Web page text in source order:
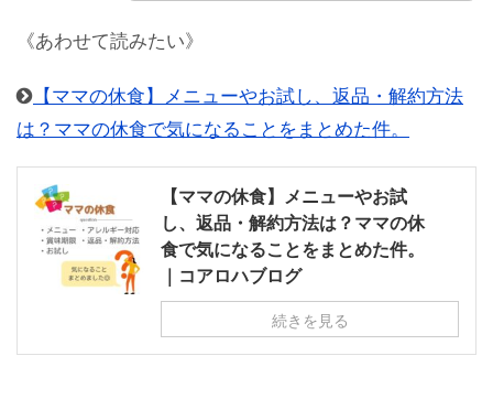
《あわせて読みたい》
【ママの休食】メニューやお試し、返品・解約方法
は？ママの休食で気になることをまとめた件。
【ママの休食】メニューやお試
し、返品・解約方法は？ママの休
食で気になることをまとめた件。
｜コアロハブログ
続きを見る